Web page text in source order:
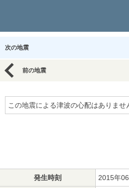
次の地震
前の地震
この地震による津波の心配はありませ
発生時刻 2015年